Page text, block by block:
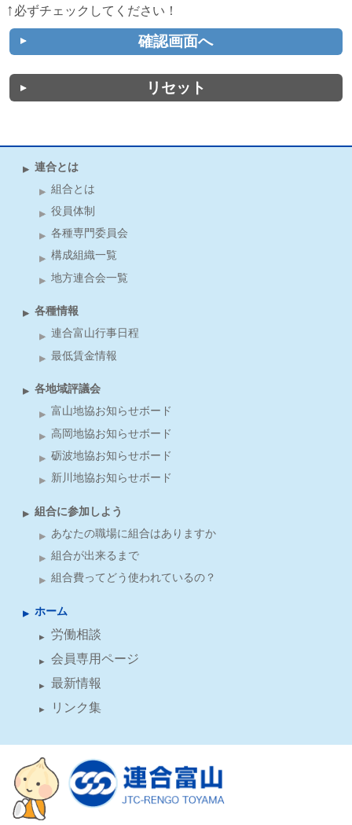
↑ 必ずチェックしてください！
確認画面へ
リセット
連合とは
組合とは
役員体制
各種専門委員会
構成組織一覧
地方連合会一覧
各種情報
連合富山行事日程
最低賃金情報
各地域評議会
富山地協お知らせボード
高岡地協お知らせボード
砺波地協お知らせボード
新川地協お知らせボード
組合に参加しよう
あなたの職場に組合はありますか
組合が出来るまで
組合費ってどう使われているの？
ホーム
労働相談
会員専用ページ
最新情報
リンク集